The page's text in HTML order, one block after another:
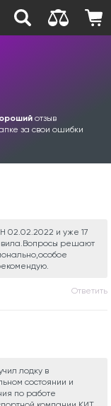
отзыв
за свои ошибки
02.02.2022 и уже 17
решают
Ответить
лодку в
состоянии и
по работе